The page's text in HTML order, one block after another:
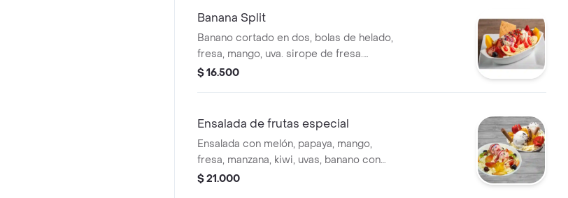
Banana Split
Banano cortado en dos, bolas de helado,
fresa, mango, uva. sirope de fresa.
decorado con galletas y grageas.
$ 16.500
Ensalada de frutas especial
Ensalada con melón, papaya, mango,
fresa, manzana, kiwi, uvas, banano con
crema de leche y queso doble crema con
$ 21.000